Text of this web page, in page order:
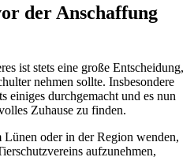
der Anschaffung
ist stets eine große Entscheidung,
nehmen sollte. Insbesondere
einiges durchgemacht und es nun
Zuhause zu finden.
oder in der Region wenden,
aufzunehmen,